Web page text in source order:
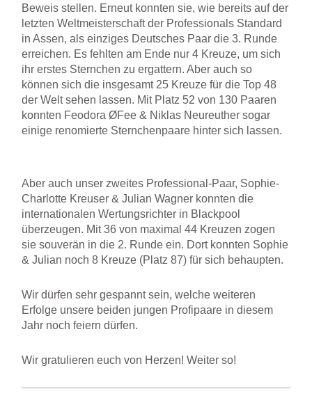
Beweis stellen. Erneut konnten sie, wie bereits auf der
letzten Weltmeisterschaft der Professionals Standard
in Assen, als einziges Deutsches Paar die 3. Runde
erreichen. Es fehlten am Ende nur 4 Kreuze, um sich
ihr erstes Sternchen zu ergattern. Aber auch so
können sich die insgesamt 25 Kreuze für die Top 48
der Welt sehen lassen. Mit Platz 52 von 130 Paaren
konnten Feodora ØFee & Niklas Neureuther sogar
einige renomierte Sternchenpaare hinter sich lassen.
Aber auch unser zweites Professional-Paar, Sophie-
Charlotte Kreuser & Julian Wagner konnten die
internationalen Wertungsrichter in Blackpool
überzeugen. Mit 36 von maximal 44 Kreuzen zogen
sie souverän in die 2. Runde ein. Dort konnten Sophie
& Julian noch 8 Kreuze (Platz 87) für sich behaupten.
Wir dürfen sehr gespannt sein, welche weiteren
Erfolge unsere beiden jungen Profipaare in diesem
Jahr noch feiern dürfen.
Wir gratulieren euch von Herzen! Weiter so!